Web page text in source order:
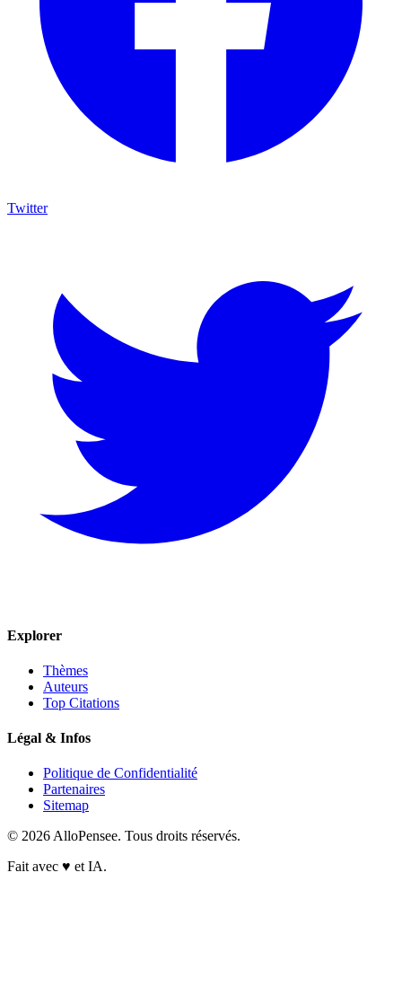
Twitter
Explorer
Thèmes
Auteurs
Top Citations
Légal & Infos
Politique de Confidentialité
Partenaires
Sitemap
© 2026 AlloPensee. Tous droits réservés.
Fait avec ♥ et IA.